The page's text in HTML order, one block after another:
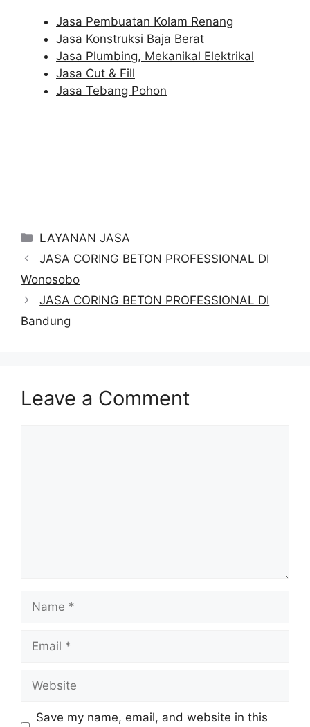
Jasa Pembuatan Kolam Renang
Jasa Konstruksi Baja Berat
Jasa Plumbing, Mekanikal Elektrikal
Jasa Cut & Fill
Jasa Tebang Pohon
Categories
LAYANAN JASA
JASA CORING BETON PROFESSIONAL DI
Wonosobo
JASA CORING BETON PROFESSIONAL DI
Bandung
Leave a Comment
Name
Email
Website
Save my name, email, and website in this